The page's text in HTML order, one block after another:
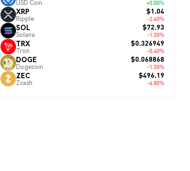
USD Coin +0.00%
XRP
Ripple
$1.04
-2.40%
SOL
Solana
$72.93
-1.50%
TRX
Tron
$0.326949
-0.40%
DOGE
Dogecoin
$0.068868
-1.50%
ZEC
Zcash
$496.19
-4.80%